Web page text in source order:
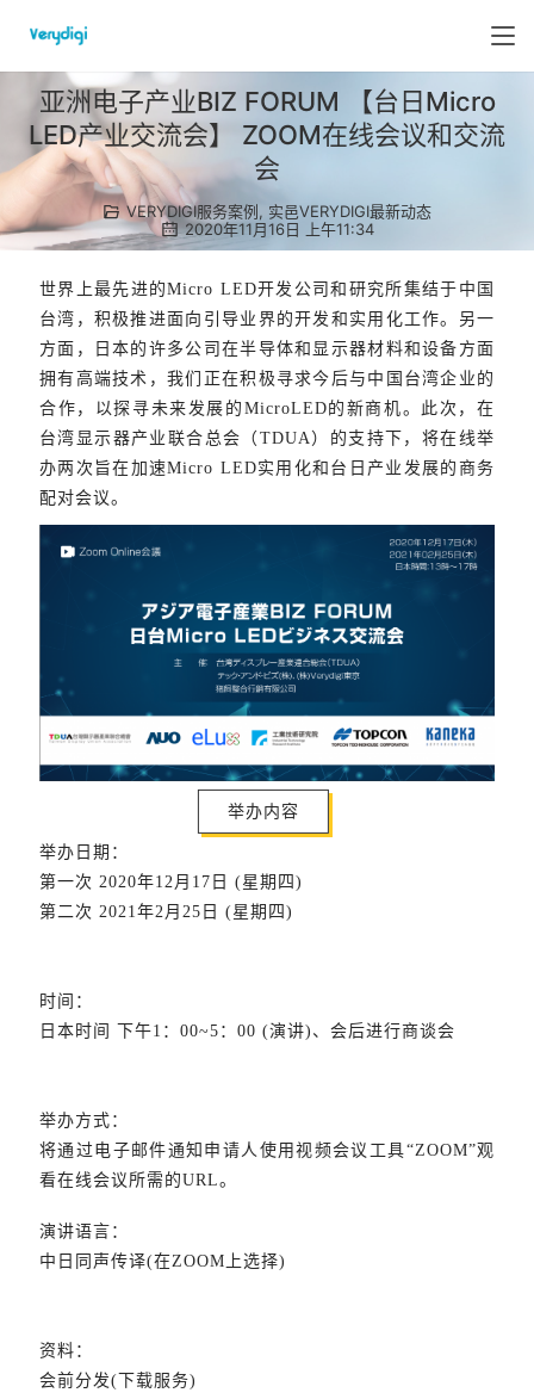
亚洲电子产业BIZ FORUM 【台日Micro
LED产业交流会】 ZOOM在线会议和交流
会
VERYDIGI服务案例, 实邑VERYDIGI最新动态
2020年11月16日 上午11:34
世界上最先进的Micro LED开发公司和研究所集结于中国
台湾，积极推进面向引导业界的开发和实用化工作。另一
方面，日本的许多公司在半导体和显示器材料和设备方面
拥有高端技术，我们正在积极寻求今后与中国台湾企业的
合作，以探寻未来发展的MicroLED的新商机。此次，在
台湾显示器产业联合总会（TDUA）的支持下，将在线举
办两次旨在加速Micro LED实用化和台日产业发展的商务
配对会议。
举办内容
举办日期：
第一次 2020年12月17日 (星期四)
第二次 2021年2月25日 (星期四)
时间：
日本时间 下午1：00~5：00 (演讲)、会后进行商谈会
举办方式：
将通过电子邮件通知申请人使用视频会议工具“ZOOM”观
看在线会议所需的URL。
演讲语言：
中日同声传译(在ZOOM上选择)
资料：
会前分发(下载服务)